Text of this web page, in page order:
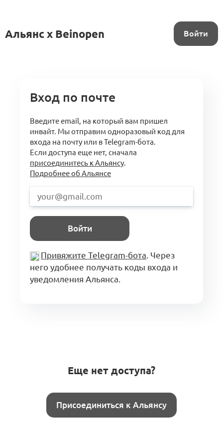
Альянс x Beinopen Войти
Вход по почте
Введите email, на который вам пришел
инвайт. Мы отправим одноразовый код для
входа на почту или в Telegram-бота.
Если доступа еще нет, сначала
присоединитесь к Альянсу.
Подробнее об Альянсе
Войти
Привяжите Telegram-бота. Через
него удобнее получать коды входа и
уведомления Альянса.
Еще нет доступа?
Присоединиться к Альянсу